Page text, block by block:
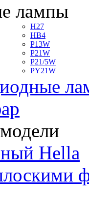
лампы
H27
HB4
P13W
P21W
P21/5W
PY21W
Hella